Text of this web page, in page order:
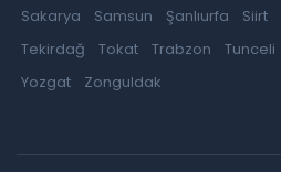
Sakarya
Samsun Şanlıurfa Siirt
Tekirdağ
Tokat Trabzon Tunceli
Yozgat
Zonguldak